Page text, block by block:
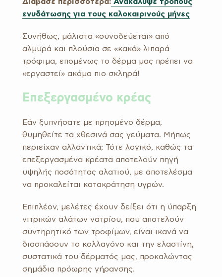
ενυδάτωσης για τους καλοκαιρινούς μήνες
Συνήθως, μάλιστα «συνοδεύεται» από
αλμυρά και πλούσια σε «κακά» λιπαρά
τρόφιμα, επομένως το δέρμα μας πρέπει να
«εργαστεί» ακόμα πιο σκληρά!
Επεξεργασμένο κρέας
Εάν ξυπνήσατε με πρησμένο δέρμα,
θυμηθείτε τα χθεσινά σας γεύματα. Μήπως
περιείχαν αλλαντικά; Τότε λογικό, καθώς τα
επεξεργασμένα κρέατα αποτελούν πηγή
υψηλής ποσότητας αλατιού, με αποτελέσμα
να προκαλείται κατακράτηση υγρών.
Επιπλέον, μελέτες έχουν δείξει ότι η ύπαρξη
νιτρικών αλάτων νατρίου, που αποτελούν
συντηρητικό των τροφίμων, είναι ικανά να
διασπάσουν το κολλαγόνο και την ελαστίνη,
συστατικά του δέρματός μας, προκαλώντας
σημάδια πρόωρης γήρανσης.